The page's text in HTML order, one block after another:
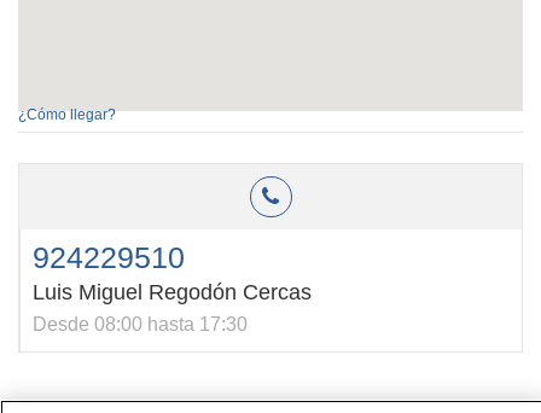
¿Cómo llegar?
924229510
Luis Miguel Regodón Cercas
Desde 08:00 hasta 17:30